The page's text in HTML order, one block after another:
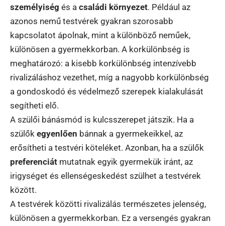
személyiség és a családi környezet. Például az
azonos nemű testvérek gyakran szorosabb
kapcsolatot ápolnak, mint a különböző neműek,
különösen a gyermekkorban. A korkülönbség is
meghatározó: a kisebb korkülönbség intenzívebb
rivalizáláshoz vezethet, míg a nagyobb korkülönbség
a gondoskodó és védelmező szerepek kialakulását
segítheti elő.
A szülői bánásmód is kulcsszerepet játszik. Ha a
szülők egyenlően bánnak a gyermekeikkel, az
erősítheti a testvéri köteléket. Azonban, ha a szülők
preferenciát mutatnak egyik gyermekük iránt, az
irigységet és ellenségeskedést szülhet a testvérek
között.
A testvérek közötti rivalizálás természetes jelenség,
különösen a gyermekkorban. Ez a versengés gyakran